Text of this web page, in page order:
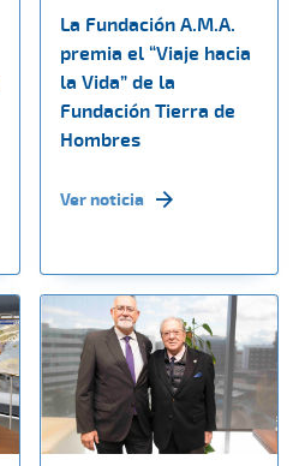
La Fundación A.M.A.
premia el “Viaje hacia
la Vida” de la
Fundación Tierra de
Hombres
Ver noticia